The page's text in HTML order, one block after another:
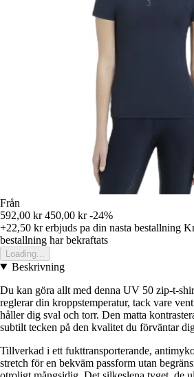
Från
592,00 kr 450,00 kr -24%
+22,50 krerbjuds pa din nasta bestallning
bestallning har bekraftats
Loading...
Beskrivning
Du kan göra allt med denna UV 50 zip-t-
reglerar din kroppstemperatur, tack vare
håller dig sval och torr. Den matta
subtilt tecken på den kvalitet du förväntar
Tillverkad i ett fukttransporterande,
stretch för en bekväm passform utan